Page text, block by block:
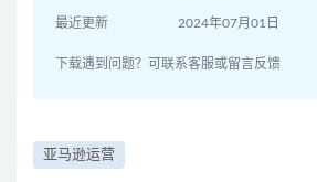
最近更新 2024年07月01日
下载遇到问题？可联系客服或留言反馈
亚马逊运营